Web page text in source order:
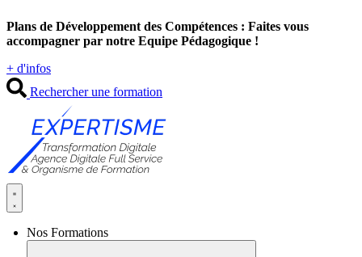
au
contenu
Plans de Développement des Compétences : Faites vous
accompagner par notre Equipe Pédagogique !
+ d'infos
Rechercher une formation
Nos Formations